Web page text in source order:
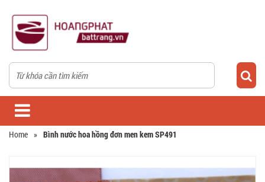
Home » Bình nước hoa hồng đơn men kem SP491